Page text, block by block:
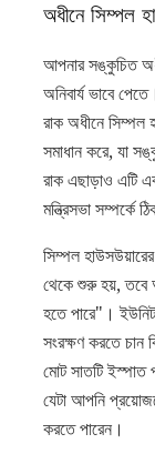
অধীনে সিম্পল
আপনার সঙ্কুচিত
অনিবার্য ভাবে
রাক অধীনে সিম্পল
সমাধান করে, যা
রাক এছাড়াও এটি
মন্ত্রিসভা সম্পর্কে
সিম্পল
থেকে শুরু হয়, তবে
হতে পারে"।
সংরক্ষণ করতে চান
মোট সাতটি ইস্পাত
যেটা আপনি
করতে পারেন।